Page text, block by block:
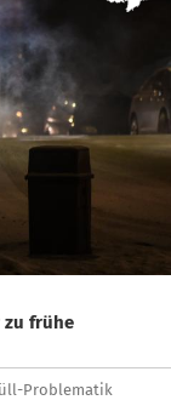
Problematik